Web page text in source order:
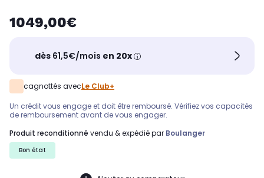
1049,00€
dès 61,5€/mois en 20x
cagnottés avecLe Club+
Un crédit vous engage et doit être remboursé. Vérifiez vos capacités
de remboursement avant de vous engager.
produit reconditionné vendu & expédié par Boulanger
Bon état